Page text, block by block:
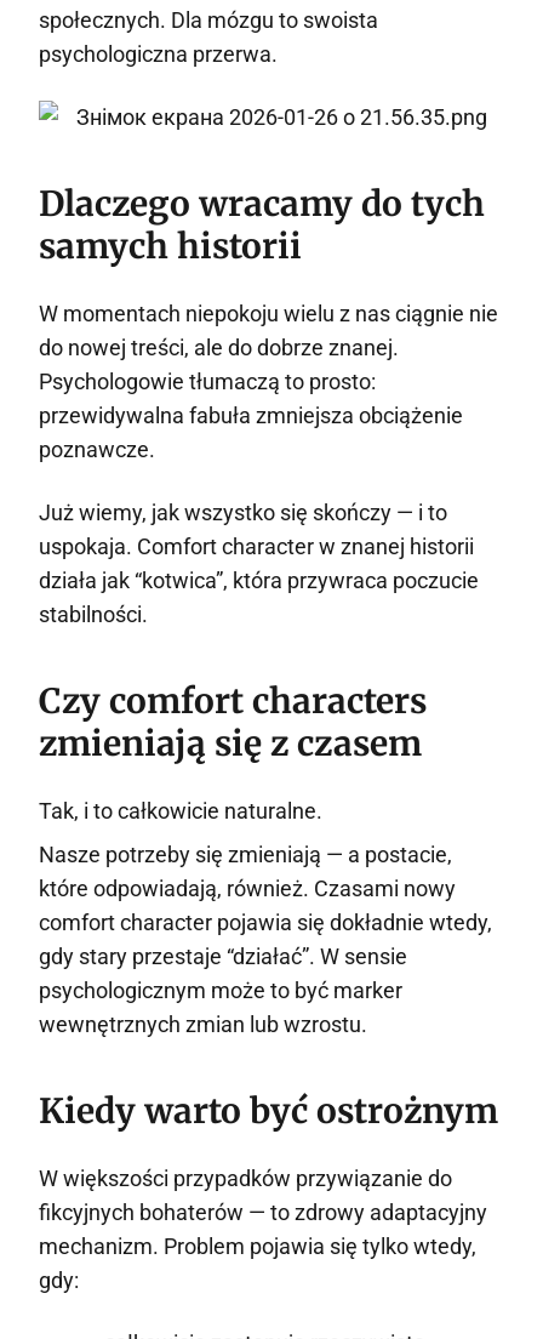
społecznych. Dla mózgu to swoista
psychologiczna przerwa.
Dlaczego wracamy do tych
samych historii
W momentach niepokoju wielu z nas ciągnie nie
do nowej treści, ale do dobrze znanej.
Psychologowie tłumaczą to prosto:
przewidywalna fabuła zmniejsza obciążenie
poznawcze.
Już wiemy, jak wszystko się skończy — i to
uspokaja. Comfort character w znanej historii
działa jak “kotwica”, która przywraca poczucie
stabilności.
Czy comfort characters
zmieniają się z czasem
Tak, i to całkowicie naturalne.
Nasze potrzeby się zmieniają — a postacie,
które odpowiadają, również. Czasami nowy
comfort character pojawia się dokładnie wtedy,
gdy stary przestaje “działać”. W sensie
psychologicznym może to być marker
wewnętrznych zmian lub wzrostu.
Kiedy warto być ostrożnym
W większości przypadków przywiązanie do
fikcyjnych bohaterów — to zdrowy adaptacyjny
mechanizm. Problem pojawia się tylko wtedy,
gdy: